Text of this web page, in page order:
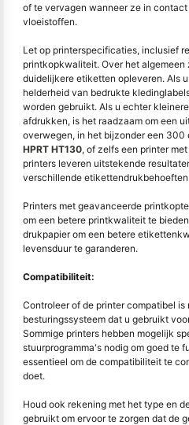
of te vervagen wanneer ze in
vloeistoffen.
Let op printerspecificaties, inclusief
printkopkwaliteit. Over het algemeen
duidelijkere etiketten opleveren. Als
helderheid van bedrukte
worden gebruikt. Als u echter
afdrukken, is het raadzaam om een
overwegen, in het bijzonder een
HPRT HT130, of zelfs een printer
printers leveren uitstekende
verschillende etikettendrukbehoeften.
Printers met geavanceerde
om een betere printkwaliteit te
drukpapier om een betere
levensduur te garanderen.
Compatibiliteit:
Controleer of de printer compatibel
besturingssysteem dat u gebruikt
Sommige printers hebben mogelijk
stuurprogramma's nodig om goed te
essentieel om de compatibiliteit te
doet.
Houd ook rekening met het type en
gebruikt om ervoor te zorgen dat de